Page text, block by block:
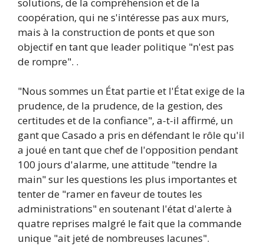
coopération, qui ne s'intéresse pas aux murs,
mais à la construction de ponts et que son
objectif en tant que leader politique "n'est pas
de rompre". .
"Nous sommes un État partie et l'État exige de la
prudence, de la prudence, de la gestion, des
certitudes et de la confiance", a-t-il affirmé, un
gant que Casado a pris en défendant le rôle qu'il
a joué en tant que chef de l'opposition pendant
100 jours d'alarme, une attitude "tendre la
main" sur les questions les plus importantes et
tenter de "ramer en faveur de toutes les
administrations" en soutenant l'état d'alerte à
quatre reprises malgré le fait que la commande
unique "ait jeté de nombreuses lacunes".